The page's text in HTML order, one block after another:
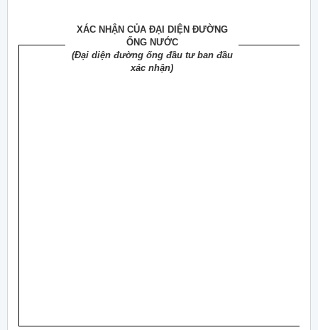
XÁC NHẬN CỦA ĐẠI DIỆN ĐƯỜNG
ỐNG NƯỚC
(Đại diện đường ống đầu tư ban đầu
xác nhận)